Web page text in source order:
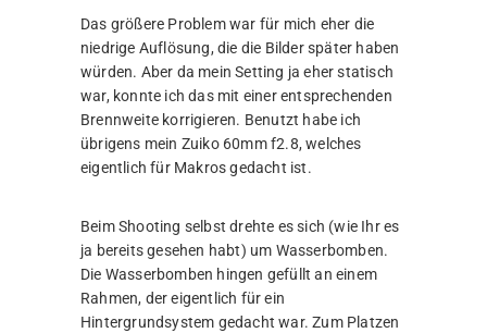
Das größere Problem war für mich eher die
niedrige Auflösung, die die Bilder später haben
würden. Aber da mein Setting ja eher statisch
war, konnte ich das mit einer entsprechenden
Brennweite korrigieren. Benutzt habe ich
übrigens mein Zuiko 60mm f2.8, welches
eigentlich für Makros gedacht ist.
Beim Shooting selbst drehte es sich (wie Ihr es
ja bereits gesehen habt) um Wasserbomben.
Die Wasserbomben hingen gefüllt an einem
Rahmen, der eigentlich für ein
Hintergrundsystem gedacht war. Zum Platzen